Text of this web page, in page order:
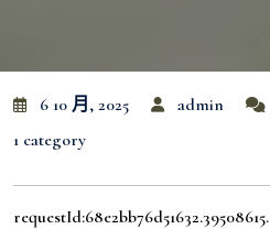
6 10 月, 2025 admin
1 category
requestId:68e2bb76d51632.39508615.